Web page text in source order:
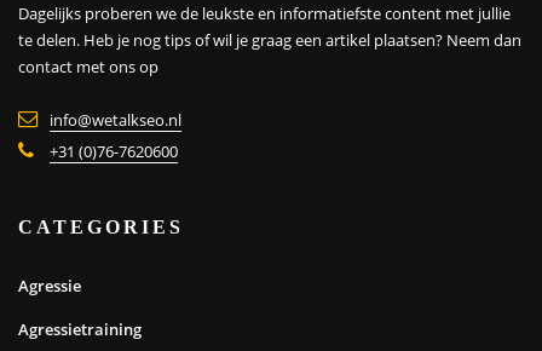
Dagelijks proberen we de leukste en informatiefste content met jullie
te delen. Heb je nog tips of wil je graag een artikel plaatsen? Neem dan
contact met ons op
info@wetalkseo.nl
+31 (0)76-7620600
CATEGORIES
Agressie
Agressietraining